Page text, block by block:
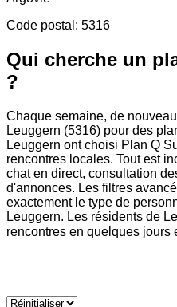
Code postal : 5316
Qui cherche un
?
Chaque semaine, de
Leuggern (5316) pour des
Leuggern ont choisi Plan Q
rencontres locales. Tout est
chat en direct, consultation
d'annonces. Les filtres
exactement le type de
Leuggern. Les résidents de
rencontres en quelques jours